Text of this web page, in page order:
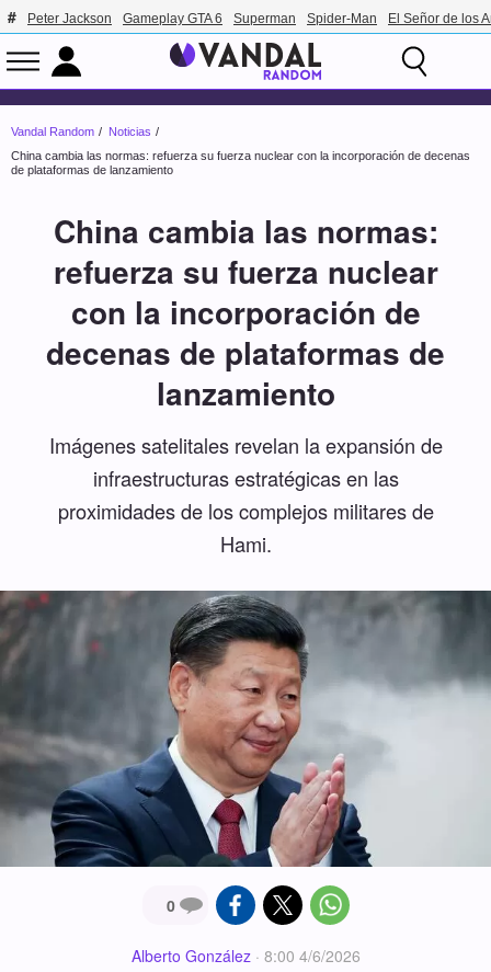
Peter Jackson Gameplay GTA 6 Superman Spider-Man El Señor de los
Vandal Random
Noticias
China cambia las normas: refuerza su fuerza nuclear con la incorporación de decenas
de plataformas de lanzamiento
China cambia las normas:
refuerza su fuerza nuclear
con la incorporación de
decenas de plataformas de
lanzamiento
Imágenes satelitales revelan la expansión de
infraestructuras estratégicas en las
proximidades de los complejos militares de
Hami.
0
Alberto González· 8:00 4/6/2026